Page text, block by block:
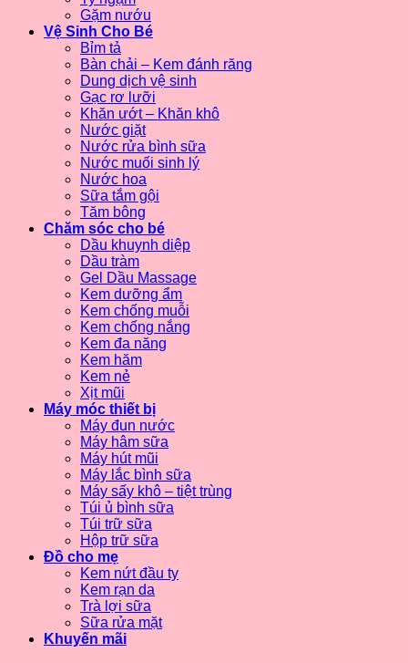
Gặm nướu
Vệ Sinh Cho Bé
Bỉm tả
Bàn chải – Kem đánh răng
Dung dịch vệ sinh
Gạc rơ lưỡi
Khăn ướt – Khăn khô
Nước giặt
Nước rửa bình sữa
Nước muối sinh lý
Nước hoa
Sữa tắm gội
Tăm bông
Chăm sóc cho bé
Dầu khuynh diệp
Dầu tràm
Gel Dầu Massage
Kem dưỡng ẩm
Kem chống muỗi
Kem chống nắng
Kem đa năng
Kem hăm
Kem nẻ
Xịt mũi
Máy móc thiết bị
Máy đun nước
Máy hâm sữa
Máy hút mũi
Máy lắc bình sữa
Máy sấy khô – tiệt trùng
Túi ủ bình sữa
Túi trữ sữa
Hộp trữ sữa
Đồ cho mẹ
Kem nứt đầu ty
Kem rạn da
Trà lợi sữa
Sữa rửa mặt
Khuyến mãi